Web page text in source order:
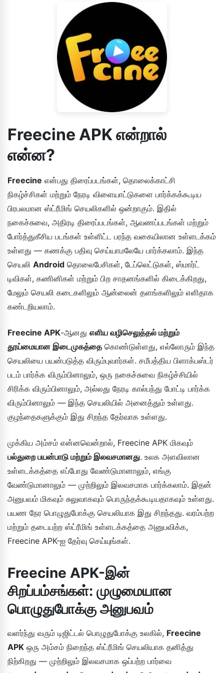
Freecine APK என்றால்
என்ன?
Freecine என்பது திரைப்படங்கள், தொலைக்காட்சி
நிகழ்ச்சிகள் மற்றும் நேரடி விளையாட்டுகளை பார்க்கக்கூடிய
பிரபலமான ஸ்ட்ரீமிங் செயலிகளில் ஒன்றாகும். இதில்
நகைச்சுவை, அதிரடி திரைப்படங்கள், ஆவணப்படங்கள் மற்றும்
போர்த்துகீசிய படங்கள் உள்ளிட்ட பரந்த வகையிலான உள்ளடக்கம்
உள்ளது — கணக்கு பதிவு செய்யாமலேயே பார்க்கலாம். இந்த
செயலி Android தொலைபேசிகள், டேப்லெட்டுகள், ஸ்மார்ட்
டிவிகள், கணினிகள் மற்றும் பிற சாதனங்களில் கிடைக்கிறது,
மேலும் செயலி கடைகளிலும் ஆன்லைன் தளங்களிலும் எளிதாக
கண்டறியலாம்.
Freecine APK-ஆனது எளிய வழிசெலுத்தல் மற்றும்
தூய்மையான இடைமுகத்தை கொண்டுள்ளது, எல்லோரும் இந்த
செயலியை பயன்படுத்த விரும்புவார்கள். சமீபத்திய பிளாக்பஸ்டர்
படம் பார்க்க விரும்பினாலும், ஒரு நகைச்சுவை நிகழ்ச்சியில்
சிரிக்க விரும்பினாலும், அல்லது நேரடி கால்பந்து போட்டி பார்க்க
விரும்பினாலும் — இந்த செயலியில் அனைத்தும் உள்ளது.
குழந்தைகளுக்கும் இது சிறந்த தேர்வாக உள்ளது.
முக்கிய அம்சம் என்னவென்றால், Freecine APK மிகவும்
பல்துறை பயன்பாடு மற்றும் இலவசமானது. உலக அளவிலான
உள்ளடக்கத்தை எப்போது வேண்டுமானாலும், எங்கு
வேண்டுமானாலும் — முற்றிலும் இலவசமாக பார்க்கலாம். இதன்
அனுபவம் மிகவும் சுலுவாகவும் பொருந்தக்கூடியதாகவும் உள்ளது.
பயண நேர பொழுதுபோக்கு செயலியாக இது சிறந்தது. வரம்பற்ற
மற்றும் தடையற்ற ஸ்ட்ரீமிங் உள்ளடக்கத்தை அனுபவிக்க,
Freecine APK-ஐ தேர்வு செய்யுங்கள்.
Freecine APK-இன்
சிறப்பம்சங்கள்: முழுமையான
பொழுதுபோக்கு அனுபவம்
வளர்ந்து வரும் டிஜிட்டல் பொழுதுபோக்கு உலகில், Freecine
APK ஒரு அம்சம் நிறைந்த ஸ்ட்ரீமிங் செயலியாக தனித்து
நிற்கிறது — முற்றிலும் இலவசமாக ஒப்பற்ற பார்வை